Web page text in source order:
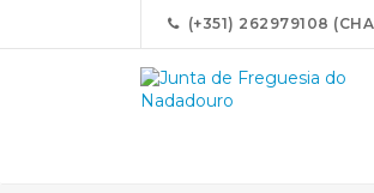
(+351) 262979108